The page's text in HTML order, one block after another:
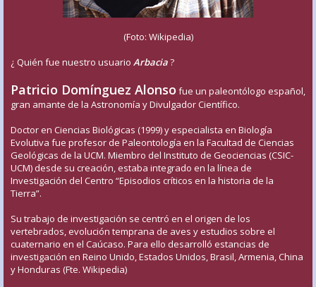
(Foto: Wikipedia)
¿ Quién fue nuestro usuario Arbacia?
Patricio Domínguez Alonso fue un paleontólogo español,
gran amante de la Astronomía y Divulgador Científico.
Doctor en Ciencias Biológicas (1999) y especialista en Biología
Evolutiva fue profesor de Paleontología en la Facultad de Ciencias
Geológicas de la UCM. Miembro del Instituto de Geociencias (CSIC-
UCM) desde su creación, estaba integrado en la línea de
Investigación del Centro “Episodios críticos en la historia de la
Tierra”.
Su trabajo de investigación se centró en el origen de los
vertebrados, evolución temprana de aves y estudios sobre el
cuaternario en el Caúcaso. Para ello desarrolló estancias de
investigación en Reino Unido, Estados Unidos, Brasil, Armenia, China
y Honduras (Fte. Wikipedia)